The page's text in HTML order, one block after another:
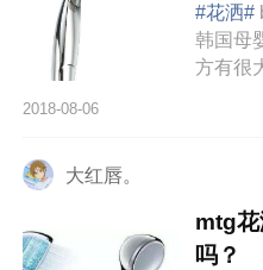
#花洒#
韩国母
方有很
国宝妈
2018-08-06
大红唇。
mtg花
吗？